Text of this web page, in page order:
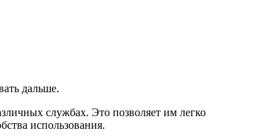
дальше.
службах. Это позволяет им легко
использования.